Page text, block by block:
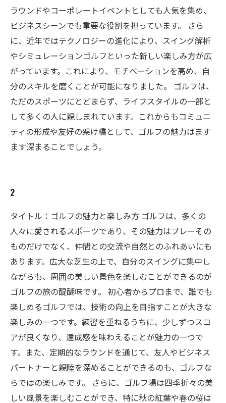
ラウンドやコーポレートイベントとしても人気を集め、
ビジネスシーンでも重要な役割を担っています。 さら
に、近年ではテクノロジーの進化により、スイング解析
やシミュレーションゴルフといった新しい楽しみ方が広
がっています。これにより、モチベーションを高め、自
分のスキルを磨くことが可能になりました。 ゴルフは、
ただのスポーツにとどまらず、ライフスタイルの一部と
して多くの人に親しまれています。これからもコミュニ
ティの形成や友好の架け橋として、ゴルフの魅力はます
ます深まることでしょう。
2
タイトル：ゴルフの魅力と楽しみ方 ゴルフは、多くの
人々に愛されるスポーツであり、その魅力はプレーその
ものだけでなく、仲間との交流や自然とのふれあいにも
あります。広大な芝生の上で、自分のスイングに集中し
ながらも、周囲の美しい景色を楽しむことができるのが
ゴルフの旅の醍醐味です。 初心者からプロまで、誰でも
楽しめるゴルフでは、技術の向上を目指すことが大きな
楽しみの一つです。練習を重ねるうちに、少しずつスコ
アが良くなり、達成感を味わえることが魅力の一つで
す。また、定期的なラウンドを通じて、友人やビジネス
パートナーと親睦を深めることができるのも、ゴルフな
らではの楽しみです。 さらに、ゴルフ場は四季折々の美
しい風景を楽しむことができ、特に秋の紅葉や春の桜は